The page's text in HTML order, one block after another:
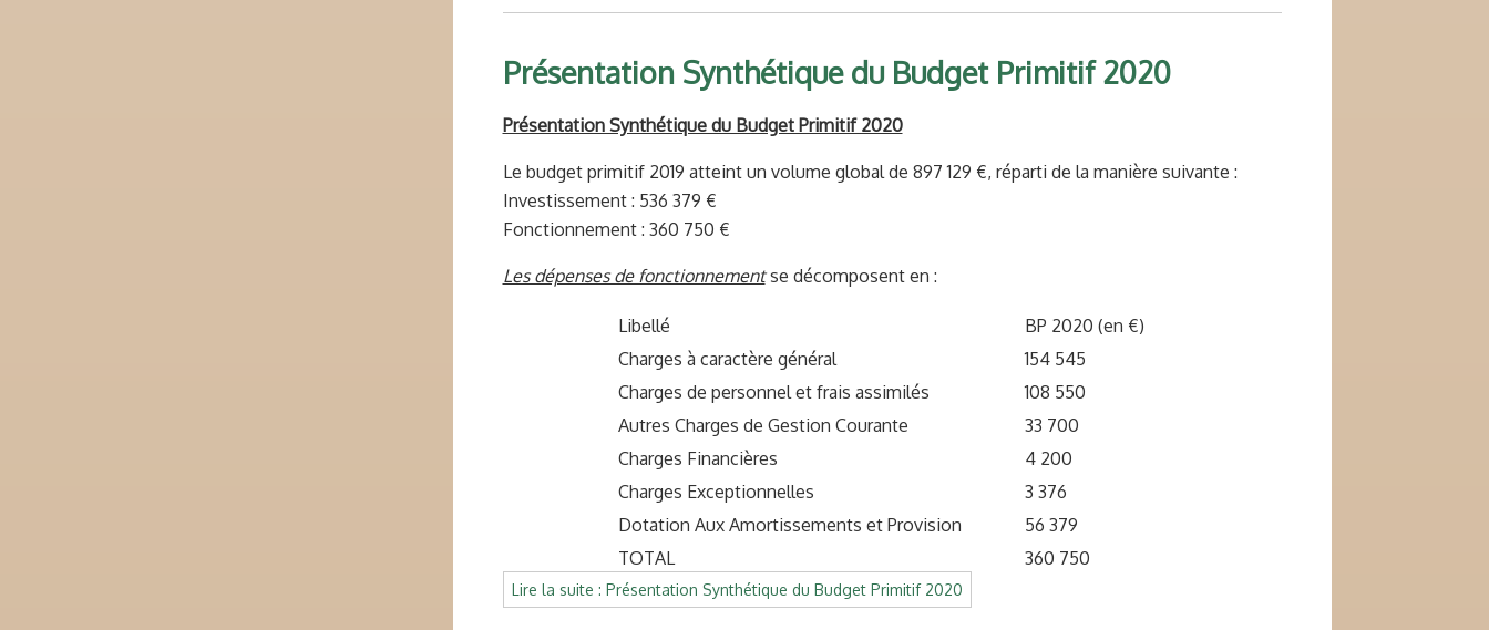
Présentation Synthétique du Budget Primitif 2020
Présentation Synthétique du Budget Primitif 2020
Le budget primitif 2019 atteint un volume global de 897 129 €, réparti de la manière suivante :
Investissement : 536 379 €
Fonctionnement : 360 750 €
Les dépenses de fonctionnementse décomposent en :
Libellé
BP 2020 (en €)
Charges à caractère général
154 545
Charges de personnel et frais assimilés
108 550
Autres Charges de Gestion Courante
33 700
Charges Financières
4 200
Charges Exceptionnelles
3 376
Dotation Aux Amortissements et Provision
56 379
TOTAL
360 750
Lire la suite : Présentation Synthétique du Budget Primitif 2020